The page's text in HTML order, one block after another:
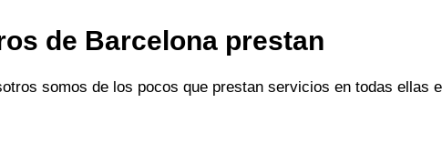
de Barcelona prestan
somos de los pocos que prestan servicios en todas ellas